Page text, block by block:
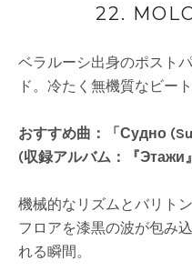
22.
ベラルーシ出身のポスト
ド。冷たく無機質なビー
おすすめ曲：「Судно
(収録アルバム：『Этажи
機械的なリズムとバリト
フロアを漆黒の波が包み
れる瞬間。